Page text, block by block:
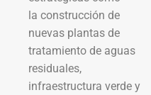
la construcción de
nuevas plantas de
tratamiento de aguas
residuales,
infraestructura verde y